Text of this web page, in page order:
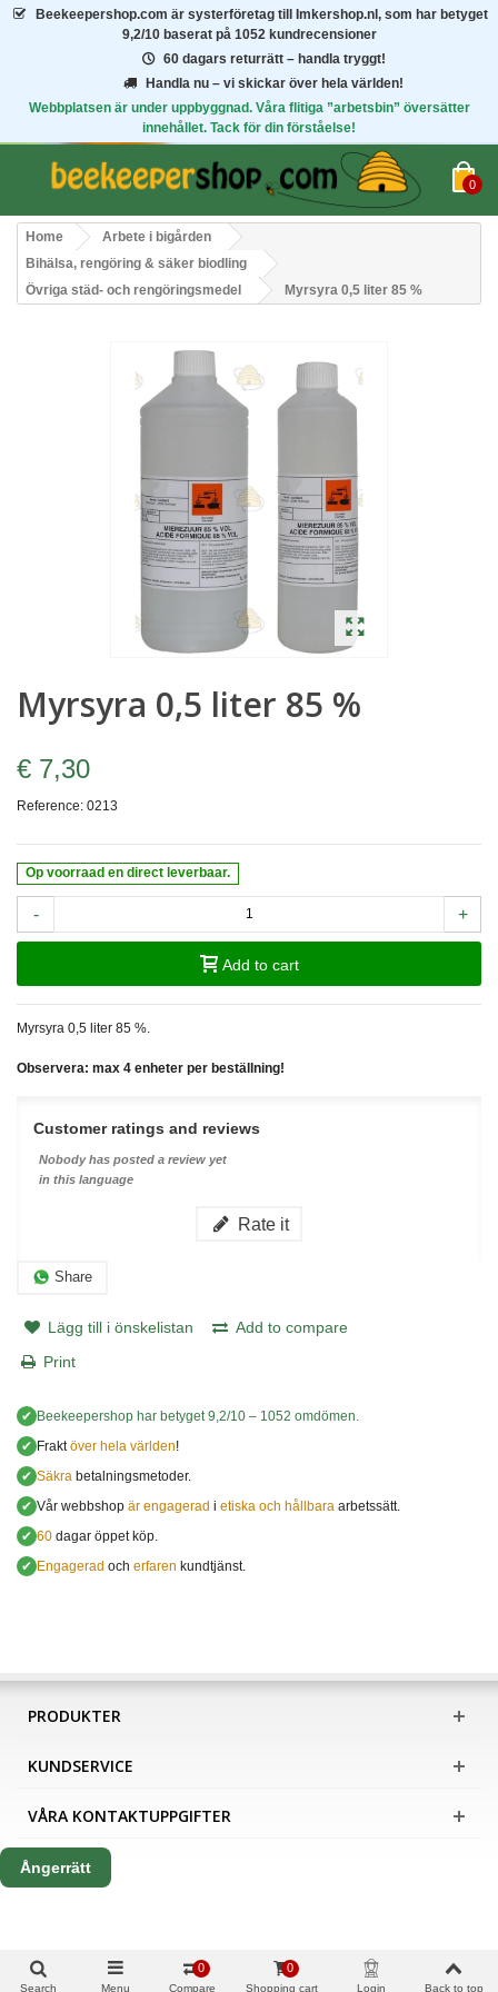
Beekeepershop.com är systerföretag till Imkershop.nl, som har betyget
9,2/10 baserat på 1052 kundrecensioner
60 dagars returrätt – handla tryggt!
Handla nu – vi skickar över hela världen!
Webbplatsen är under uppbyggnad. Våra flitiga ”arbetsbin” översätter
innehållet. Tack för din förståelse!
0
Home
Arbete i bigården
Bihälsa, rengöring & säker biodling
Övriga städ- och rengöringsmedel
Myrsyra 0,5 liter 85 %
Myrsyra 0,5 liter 85 %
€ 7,30
Reference: 0213
Op voorraad en direct leverbaar.
- +
Add to cart
Myrsyra 0,5 liter 85 %.
Observera: max 4 enheter per beställning!
Customer ratings and reviews
Nobody has posted a review yet
in this language
Rate it
Share
Lägg till i önskelistan
Add to compare
Print
✔ Beekeepershop har betyget 9,2/10 – 1052 omdömen.
✔ Fraktöver hela världen!
✔ Säkra betalningsmetoder.
✔ Vår webbshop är engagerad i etiska och hållbara arbetssätt.
✔ 60 dagar öppet köp.
✔ Engagerad och erfaren kundtjänst.
PRODUKTER
KUNDSERVICE
VÅRA KONTAKTUPPGIFTER
Ångerrätt
Search Menu Compare
0
Shopping cart
0
Login Back to top